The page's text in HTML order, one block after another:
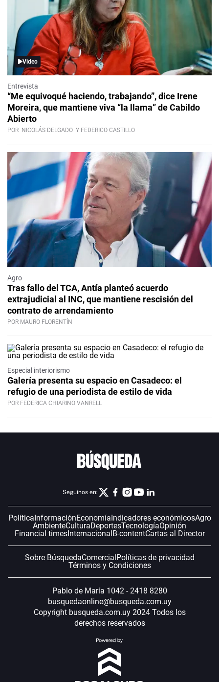
Video
Entrevista
“Me equivoqué haciendo, trabajando”, dice Irene
Moreira, que mantiene viva “la llama” de Cabildo
Abierto
POR NICOLÁS DELGADO Y FEDERICO CASTILLO
Agro
Tras fallo del TCA, Antía planteó acuerdo
extrajudicial al INC, que mantiene rescisión del
contrato de arrendamiento
POR MAURO FLORENTÍN
Especial interiorismo
Galería presenta su espacio en Casadeco: el
refugio de una periodista de estilo de vida
POR FEDERICA CHIARINO VANRELL
Seguinos en:
PolíticaInformaciónEconomíaIndicadores económicosAgro
AmbienteCulturaDeportesTecnologíaOpinión
Financial timesInternacionalB-contentCartas al Director
Sobre BúsquedaComercialPolíticas de privacidad
Términos y Condiciones
Pablo de María 1042 - 2418 8280
busquedaonline@busqueda.com.uy
Copyright busqueda.com.uy 2024 Todos los
derechos reservados